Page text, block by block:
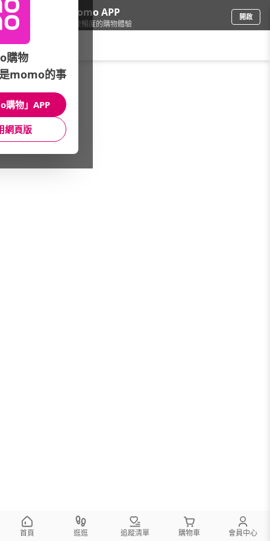
下載momo APP
給你3倍流暢度的購物體驗
開啟
品牌旗艦/Lee/T恤/上衣
館長推薦 月銷量
首頁 逛逛 追蹤清單 購物車 會員中心
購物
momo的事
購物」APP
網頁版